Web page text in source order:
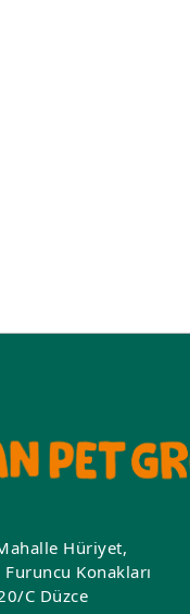
Hüriyet,
Furuncu Konakları
C Düzce